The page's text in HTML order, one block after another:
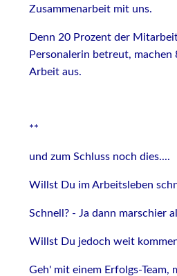
Zusammenarbeit mit uns.
Denn 20 Prozent der
Personalerin betreut,
Arbeit aus.
**
und zum Schluss noch dies....
Willst Du im Arbeitsleben
Schnell? - Ja dann marschier
Willst Du jedoch weit
Geh' mit einem Erfolgs-Team,